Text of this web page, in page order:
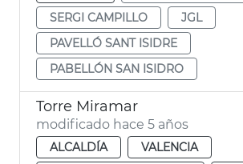
SERGI CAMPILLO
JGL
PAVELLÓ SANT ISIDRE
PABELLÓN SAN ISIDRO
Torre Miramar
modificado hace 5 años
ALCALDÍA
VALENCIA